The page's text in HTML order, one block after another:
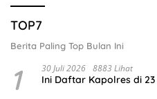
TOP7
Berita Paling Top Bulan Ini
1 30 Juli 2026 8883 Lihat
Ini Daftar Kapolres di